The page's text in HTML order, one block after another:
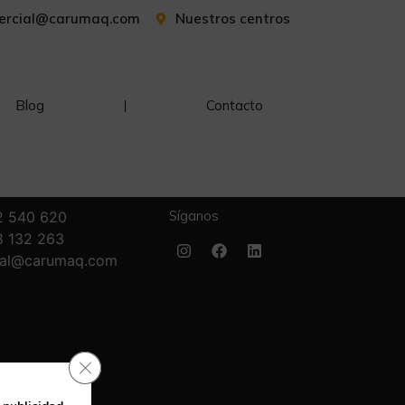
Nuestros centros
Blog Contacto
540 620
132 263
Síganos
Cerrar el banner de cookies RGPD